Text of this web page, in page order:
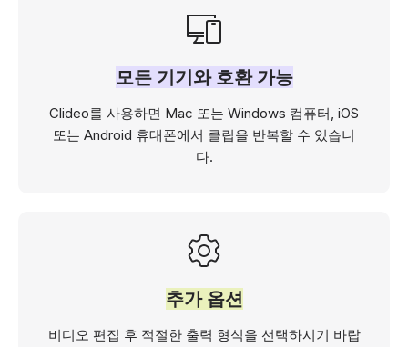
모든 기기와 호환 가능
Clideo를 사용하면 Mac 또는 Windows 컴퓨터, iOS
또는 Android 휴대폰에서 클립을 반복할 수 있습니
다.
추가 옵션
비디오 편집 후 적절한 출력 형식을 선택하시기 바랍